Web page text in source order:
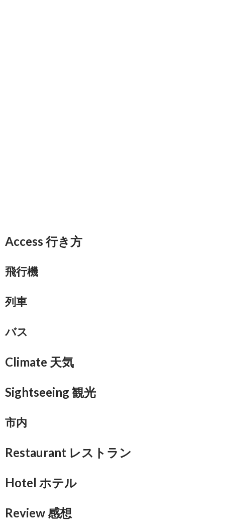
Access 行き方
飛行機
列車
バス
Climate 天気
Sightseeing 観光
市内
Restaurant レストラン
Hotel ホテル
Review 感想